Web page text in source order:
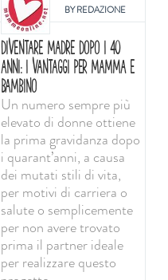
BYREDAZIONE
DIVENTARE MADRE DOPO I 40
ANNI: I VANTAGGI PER MAMMA E
BAMBINO
Un numero sempre più
elevato di donne ottiene
la prima gravidanza dopo
i quarant’anni, a causa
dei mutati stili di vita,
per motivi di carriera o
salute o semplicemente
per non avere trovato
prima il partner ideale
per realizzare questo